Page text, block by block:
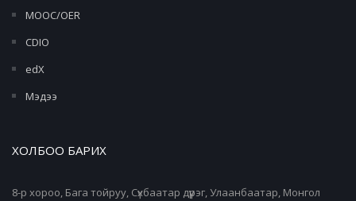
MOOC/OER
CDIO
edX
Мэдээ
ХОЛБОО БАРИХ
8-р хороо, Бага тойруу, Сүхбаатар дүүрэг, Улаанбаатар, Монгол